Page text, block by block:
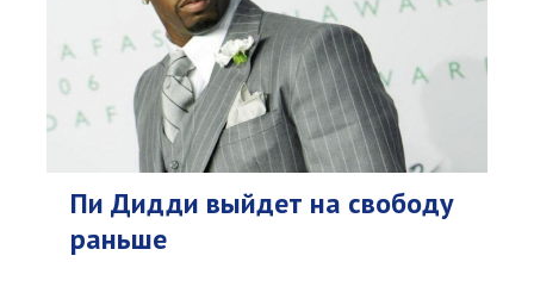
Пи Дидди выйдет на свободу
раньше